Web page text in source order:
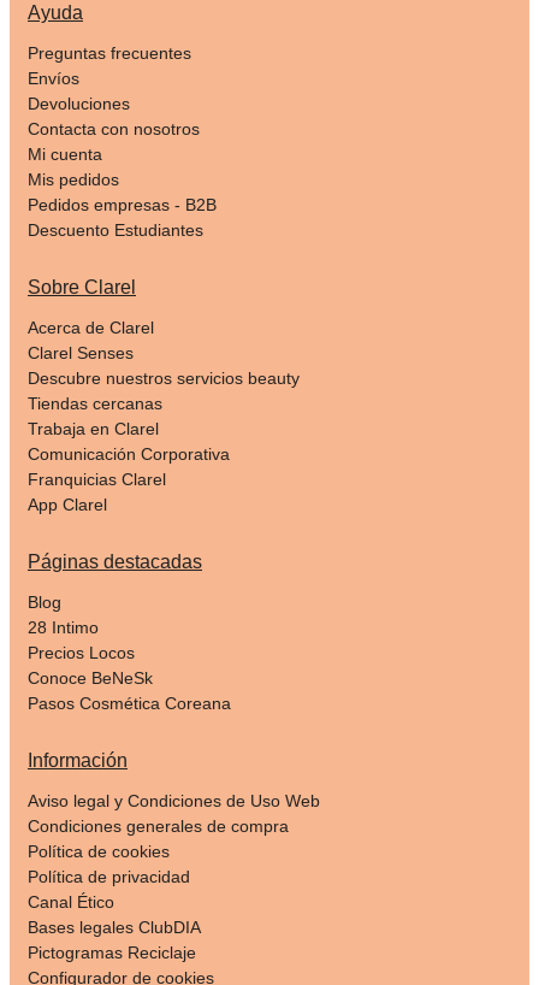
Ayuda
Preguntas frecuentes
Envíos
Devoluciones
Contacta con nosotros
Mi cuenta
Mis pedidos
Pedidos empresas - B2B
Descuento Estudiantes
Sobre Clarel
Acerca de Clarel
Clarel Senses
Descubre nuestros servicios beauty
Tiendas cercanas
Trabaja en Clarel
Comunicación Corporativa
Franquicias Clarel
App Clarel
Páginas destacadas
Blog
28 Intimo
Precios Locos
Conoce BeNeSk
Pasos Cosmética Coreana
Información
Aviso legal y Condiciones de Uso Web
Condiciones generales de compra
Política de cookies
Política de privacidad
Canal Ético
Bases legales ClubDIA
Pictogramas Reciclaje
Configurador de cookies